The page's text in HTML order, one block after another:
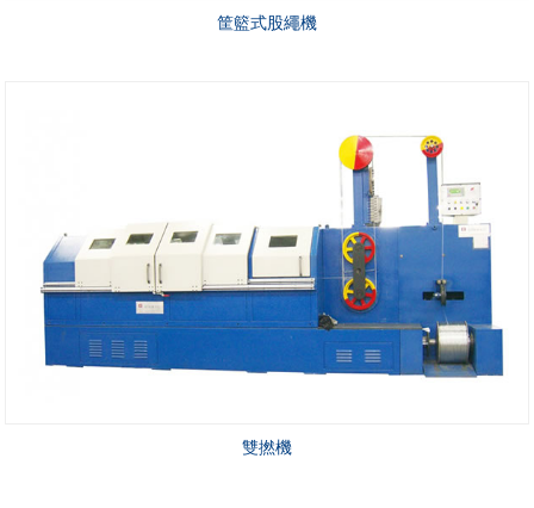
筐籃式股繩機
雙撚機